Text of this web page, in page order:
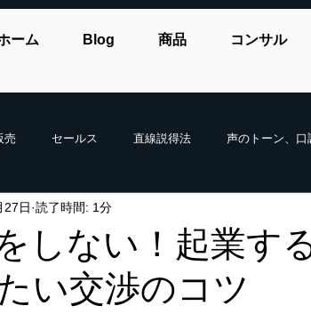
ーム Blog 商品 コンサル
売 セールス 直線説得法 声のトーン、口
しない！起業す
い交渉のコツ
27日 読了時間: 1分